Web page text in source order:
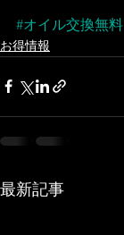
#オイル交換無料
お得情報
最新記事